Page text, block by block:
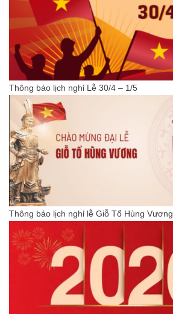
Thông báo lịch nghỉ Lễ 30/4 – 1/5
Thông báo lịch nghỉ lễ Giỗ Tổ Hùng Vương